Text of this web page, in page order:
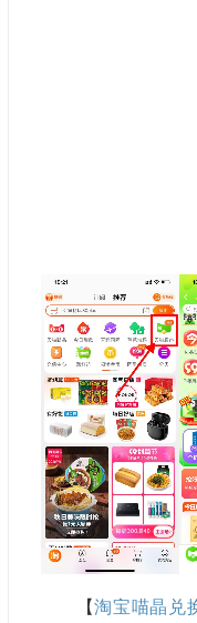
【淘宝喵晶 兑